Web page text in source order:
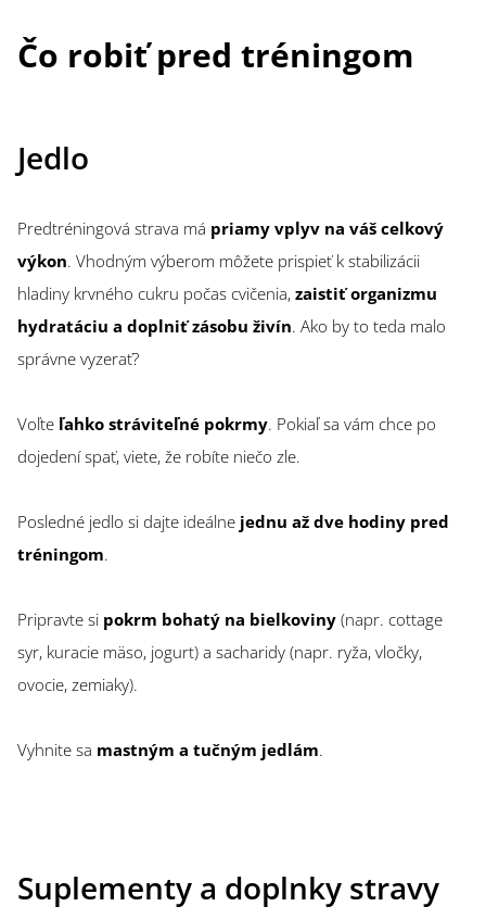
Čo robiť pred tréningom
Jedlo
Predtréningová strava má priamy vplyv na váš celkový
výkon. Vhodným výberom môžete prispieť k stabilizácii
hladiny krvného cukru počas cvičenia, zaistiť organizmu
hydratáciu a doplniť zásobu živín. Ako by to teda malo
správne vyzerať?
Voľte ľahko stráviteľné pokrmy. Pokiaľ sa vám chce po
dojedení spať, viete, že robíte niečo zle.
Posledné jedlo si dajte ideálne jednu až dve hodiny pred
tréningom.
Pripravte si pokrm bohatý na bielkoviny (napr. cottage
syr, kuracie mäso, jogurt) a sacharidy (napr. ryža, vločky,
ovocie, zemiaky).
Vyhnite sa mastným a tučným jedlám.
Suplementy a doplnky stravy